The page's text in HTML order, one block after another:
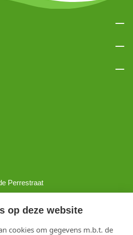
op deze website
cookies om gegevens m.b.t. de
Perrestraat